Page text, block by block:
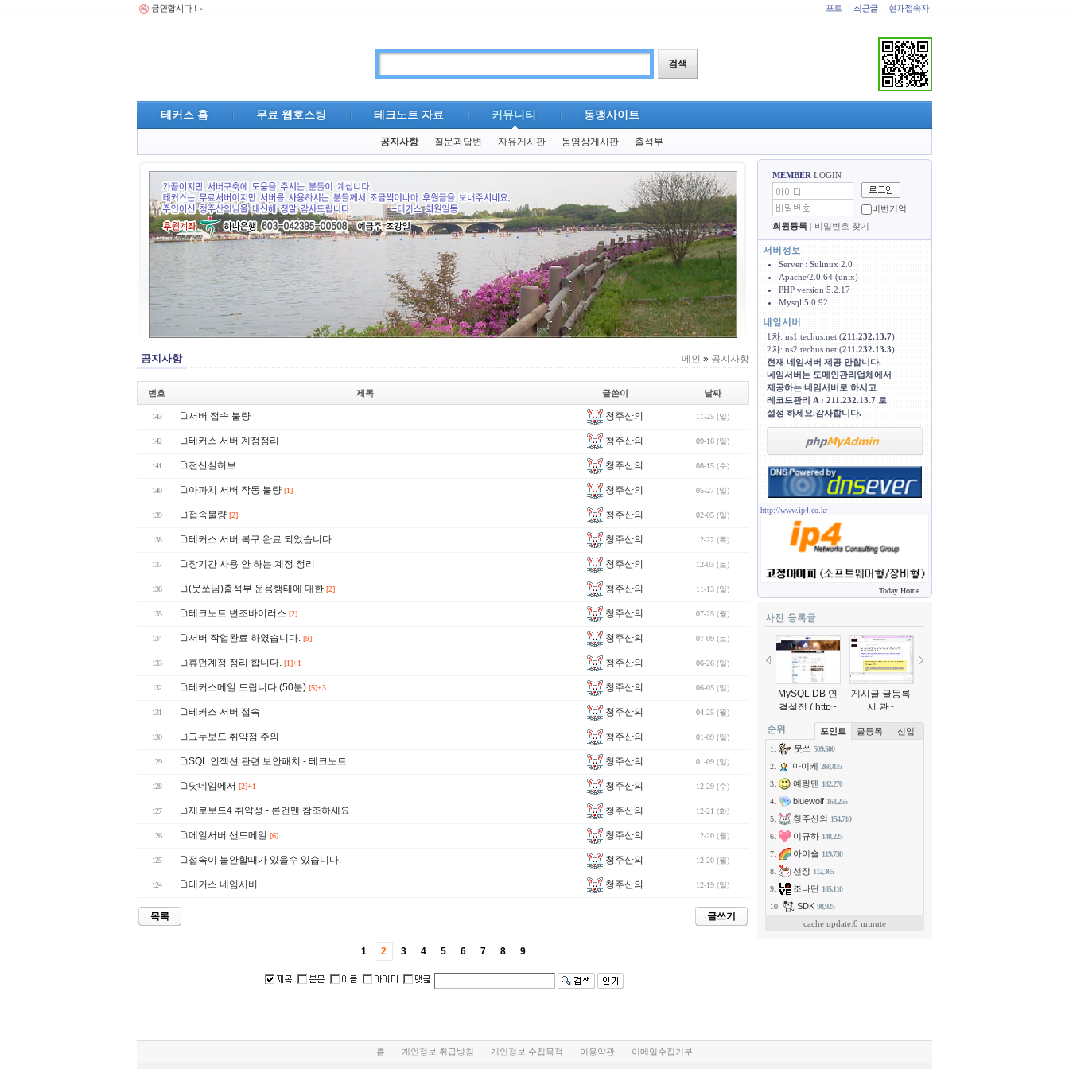
테커스 홈 무료 웹호스팅 테크노트 자료 커뮤니티 동맹사이트
공지사항 질문과답변 자유게시판 동영상게시판 출석부
MEMBER LOGIN
비번기억
회원등록 | 비밀번호 찾기
Server : Sulinux 2.0
Apache/2.0.64 (unix)
PHP version 5.2.17
Mysql 5.0.92
1차: ns1.techus.net (211.232.13.7)
2차: ns2.techus.net (211.232.13.3)
현재 네임서버 제공 안합니다.
네임서버는 도메인관리업체에서
제공하는 네임서버로 하시고
레코드관리 A : 211.232.13.7 로
설정 하세요.감사합니다.
http://www.ip4.co.kr
Today Home
MySQL DB 연
결설정 ( http~
게시글 글등록
시 관~
포인트 글등록 신입
1. 뭇쏘 509,500
2.
아이케 268,835
3.
예랑맨 182,270
4.
bluewolf 163,255
5.
청주산의 154,710
6.
이규하 148,225
7.
아이슬 119,730
8.
선장 112,365
9.
조나단 105,110
10.
SDK 98,925
cache update:0 minute
공지사항 메인 » 공지사항
번호 제목 글쓴이 날짜
143 서버 접속 불량 청주산의 11-25 (일)
142 테커스 서버 계정정리 청주산의 09-16 (일)
141 전산실허브 청주산의 08-15 (수)
140 아파치 서버 작동 불량 [1] 청주산의 05-27 (일)
139 접속불량 [2] 청주산의 02-05 (일)
138 테커스 서버 복구 완료 되었습니다. 청주산의 12-22 (목)
137 장기간 사용 안 하는 계정 정리 청주산의 12-03 (토)
136 (뭇쏘님)출석부 운용행태에 대한 [2] 청주산의 11-13 (일)
135 테크노트 변조바이러스 [2] 청주산의 07-25 (월)
134 서버 작업완료 하였습니다. [9] 청주산의 07-09 (토)
133 휴먼계정 정리 합니다. [1]+1 청주산의 06-26 (일)
132 테커스메일 드립니다.(50분) [5]+3 청주산의 06-05 (일)
131 테커스 서버 접속 청주산의 04-25 (월)
130 그누보드 취약점 주의 청주산의 01-09 (일)
129 SQL 인젝션 관련 보안패치 - 테크노트 청주산의 01-09 (일)
128 닷네임에서 [2]+1 청주산의 12-29 (수)
127 제로보드4 취약성 - 론건맨 참조하세요 청주산의 12-21 (화)
126 메일서버 샌드메일 [6] 청주산의 12-20 (월)
125 접속이 불안할때가 있을수 있습니다. 청주산의 12-20 (월)
124 테커스 네임서버 청주산의 12-19 (일)
목록 글쓰기
1 2 3 4 5 6 7 8 9
홈 개인정보 취급방침 개인정보 수집목적 이용약관 이메일수집거부